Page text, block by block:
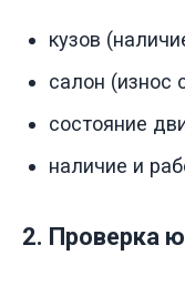
кузов
салон (износ
состояние
наличие и
2. Проверка